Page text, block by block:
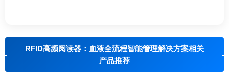
RFID高频阅读器：血液全流程智能管理解决方案相关
产品推荐